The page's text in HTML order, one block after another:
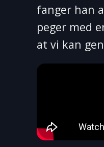
fanger han
peger med
at vi kan